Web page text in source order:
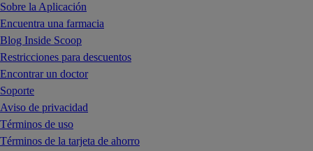
Sobre la Aplicación
Encuentra una farmacia
Blog Inside Scoop
Restricciones para descuentos
Encontrar un doctor
Soporte
Aviso de privacidad
Términos de uso
Términos de la tarjeta de ahorro